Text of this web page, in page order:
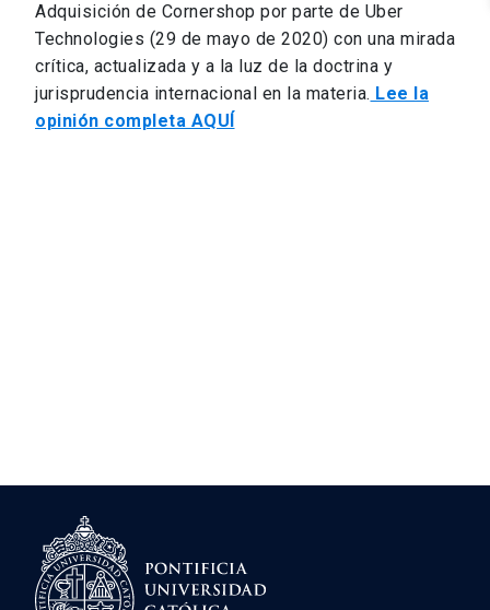
Adquisición de Cornershop por parte de Uber
Technologies (29 de mayo de 2020) con una mirada
crítica, actualizada y a la luz de la doctrina y
jurisprudencia internacional en la materia. Lee la
opinión completa AQUÍ